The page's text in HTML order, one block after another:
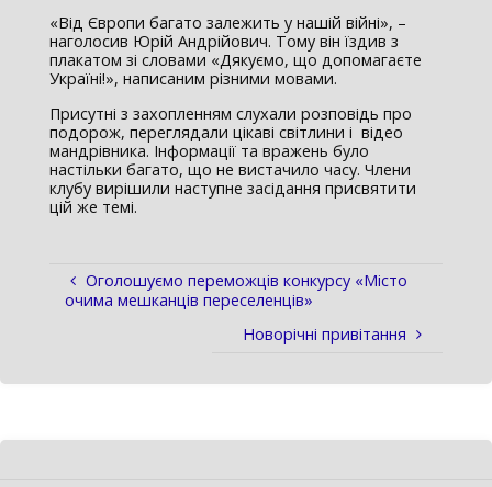
«Від Європи багато залежить у нашій війні», –
наголосив Юрій Андрійович. Тому він їздив з
плакатом зі словами «Дякуємо, що допомагаєте
Україні!», написаним різними мовами.
Присутні з захопленням слухали розповідь про
подорож, переглядали цікаві світлини і відео
мандрівника. Інформації та вражень було
настільки багато, що не вистачило часу. Члени
клубу вирішили наступне засідання присвятити
цій же темі.
Оголошуємо переможців конкурсу «Місто
очима мешканців переселенців»
Новорічні привітання